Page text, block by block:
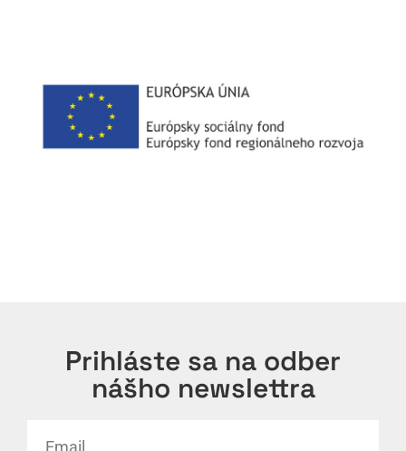
Prihláste sa na odber
nášho newslettra